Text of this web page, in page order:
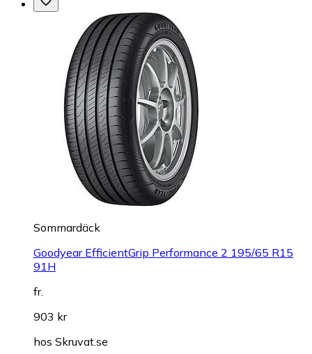
Sommardäck
Goodyear EfficientGrip Performance 2 195/65 R15
91H
fr.
903 kr
hos Skruvat.se